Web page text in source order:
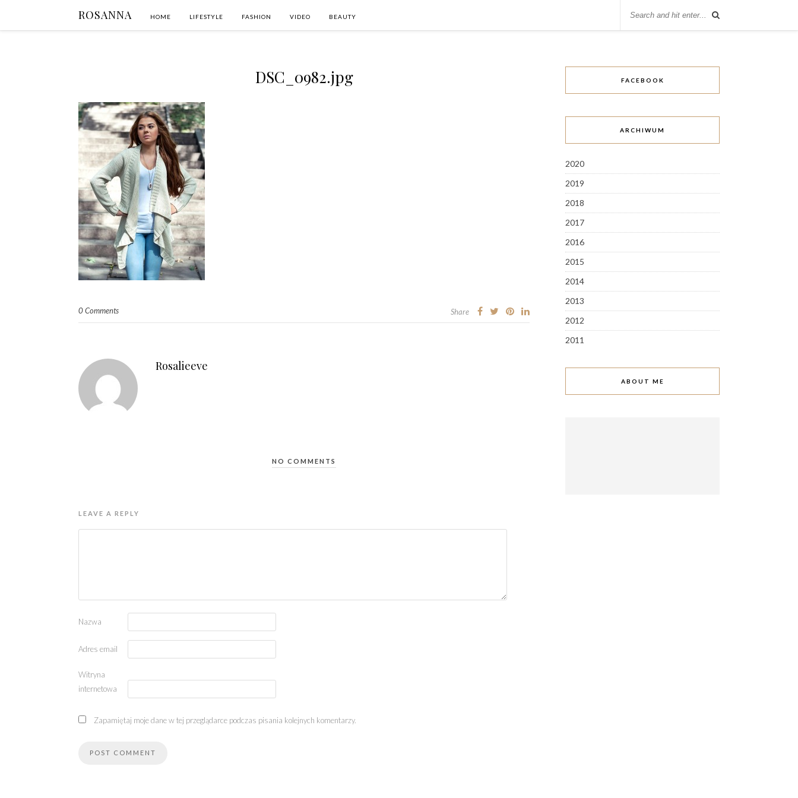
ROSANNA HOME LIFESTYLE FASHION VIDEO BEAUTY
DSC_0982.jpg
0 Comments Share
Rosalieeve
NO COMMENTS
LEAVE A REPLY
Nazwa
Adres email
Witryna
internetowa
Zapamiętaj moje dane w tej przeglądarce podczas pisania kolejnych komentarzy.
FACEBOOK
ARCHIWUM
2020
2019
2018
2017
2016
2015
2014
2013
2012
2011
ABOUT ME